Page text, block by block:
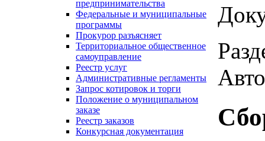
предпринимательства
Федеральные и муниципальные
программы
Прокурор разъясняет
Территориальное общественное
самоуправление
Реестр услуг
Административные регламенты
Запрос котировок и торги
Положение о муниципальном
заказе
Реестр заказов
Конкурсная документация